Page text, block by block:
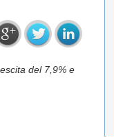
del 7,9% e